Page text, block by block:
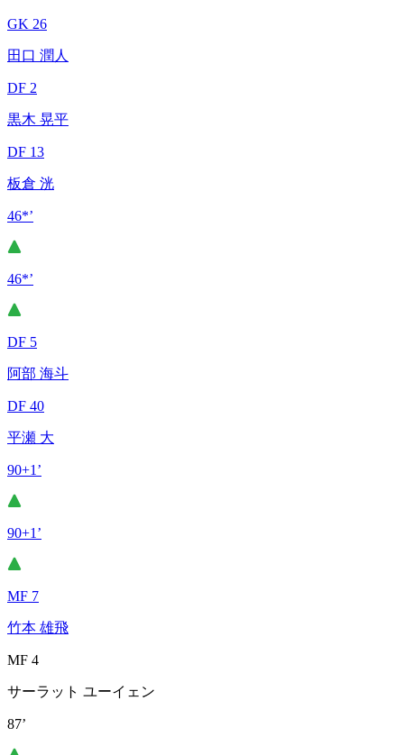
GK 26
田口 潤人
DF 2
黒木 晃平
DF 13
板倉 洸
46*’
46*’
DF 5
阿部 海斗
DF 40
平瀬 大
90+1’
90+1’
MF 7
竹本 雄飛
MF 4
サーラット ユーイェン
87’